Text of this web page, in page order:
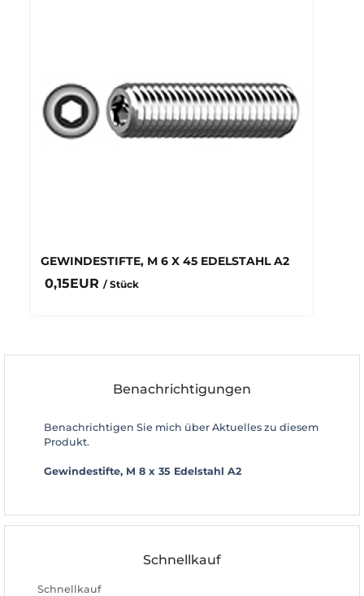
GEWINDESTIFTE, M 6 X 45 EDELSTAHL A2
0,15EUR / Stück
Benachrichtigungen
Benachrichtigen Sie mich über Aktuelles zu diesem
Produkt.
Gewindestifte, M 8 x 35 Edelstahl A2
Schnellkauf
Schnellkauf